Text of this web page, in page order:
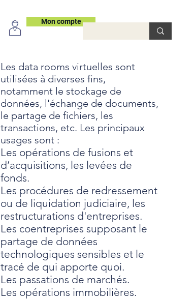
Mon compte
Les data rooms virtuelles sont
utilisées à diverses fins,
notamment le stockage de
données, l'échange de documents,
le partage de fichiers, les
transactions, etc. Les principaux
usages sont :
Les opérations de fusions et
d’acquisitions, les levées de
fonds.
Les procédures de redressement
ou de liquidation judiciaire, les
restructurations d'entreprises.
Les coentreprises supposant le
partage de données
technologiques sensibles et le
tracé de qui apporte quoi.
Les passations de marchés.
Les opérations immobilières.